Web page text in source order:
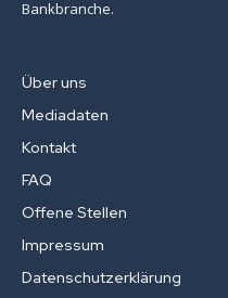
Bankbranche.
Über uns
Mediadaten
Kontakt
FAQ
Offene Stellen
Impressum
Datenschutzerklärung